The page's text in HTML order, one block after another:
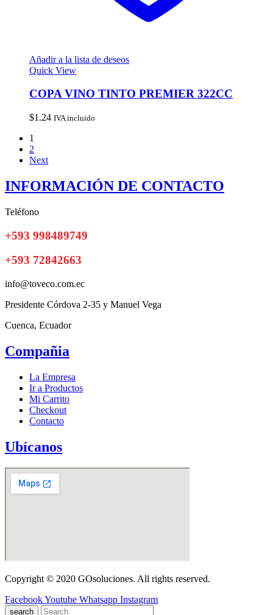
Añadir a la lista de deseos
Quick View
COPA VINO TINTO PREMIER 322CC
$1.24 IVA incluido
1
2
Next
INFORMACIÓN DE CONTACTO
Teléfono
+593 998489749
+593 72842663
info@toveco.com.ec
Presidente Córdova 2-35 y Manuel Vega
Cuenca, Ecuador
Compañia
La Empresa
Ir a Productos
Mi Carrito
Checkout
Contacto
Ubícanos
Copyright © 2020 GOsoluciones. All rights reserved.
FacebookYoutube Whatsapp Instagram
search